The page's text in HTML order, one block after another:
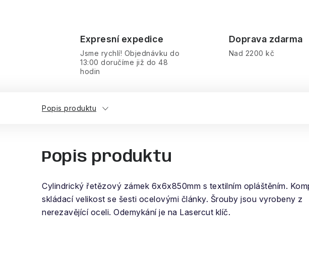
Expresní expedice
Jsme rychlí! Objednávku do
13:00 doručíme již do 48
hodin
Doprava zdarma
Nad 2200 kč
Popis produktu
Popis produktu
Cylindrický řetězový zámek 6x6x850mm s textilním opláštěním.
skládací velikost se šesti ocelovými články. Šrouby jsou vyrobeny z
nerezavějící oceli. Odemykání je na Lasercut klíč.